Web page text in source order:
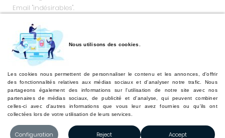
Nous utilisons des cookies.
Les cookies nous permettent de personnaliser le contenu et les annonces, d'offrir
des fonctionnalités relatives aux médias sociaux et d'analyser notre trafic. Nous
partageons également des informations sur l'utilisation de notre site avec nos
partenaires de médias sociaux, de publicité et d'analyse, qui peuvent combiner
celles-ci avec d'autres informations que vous leur avez fournies ou qu'ils ont
collectées lors de votre utilisation de leurs services.
Accept
Reject
Configuration
Email "indésirables".
Retourner sur hairword.com
hairword.com
------------------------------------------------------------------
----------------------
Copyright 2024 Hairword.com Tous les droits sont réservés.
Développé par HW